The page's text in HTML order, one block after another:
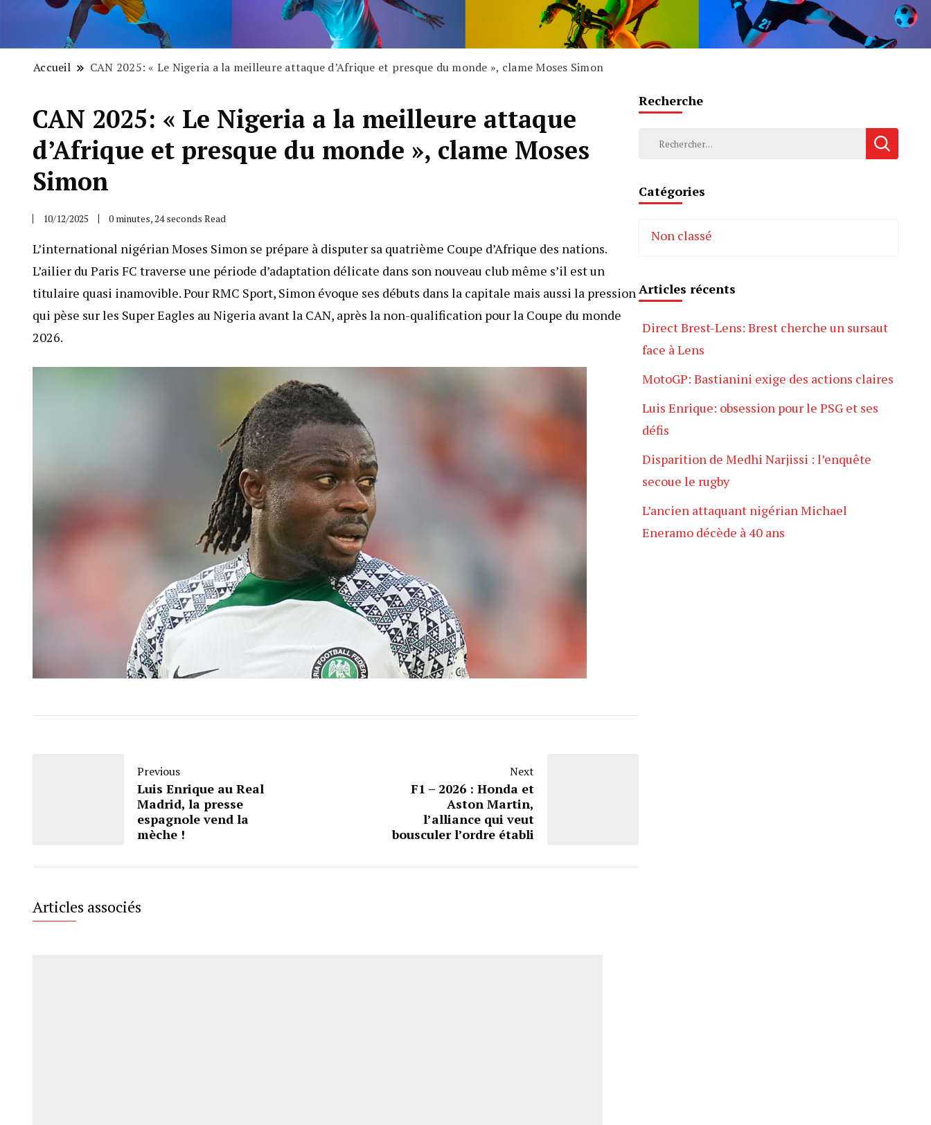
Accueil CAN 2025: « Le Nigeria a la meilleure attaque d’Afrique et presque du monde », clame Moses Simon
CAN 2025: « Le Nigeria a la meilleure attaque
d’Afrique et presque du monde », clame Moses
Simon
10/12/2025 0 minutes, 24 seconds Read
L’international nigérian Moses Simon se prépare à disputer sa quatrième Coupe d’Afrique des nations.
L’ailier du Paris FC traverse une période d’adaptation délicate dans son nouveau club même s’il est un
titulaire quasi inamovible. Pour RMC Sport, Simon évoque ses débuts dans la capitale mais aussi la pression
qui pèse sur les Super Eagles au Nigeria avant la CAN, après la non-qualification pour la Coupe du monde
2026.
Previous
Luis Enrique au Real
Madrid, la presse
espagnole vend la
mèche !
Next
F1 – 2026 : Honda et
Aston Martin,
l’alliance qui veut
bousculer l’ordre établi
Articles associés
Recherche
Rechercher :
Catégories
Non classé
Articles récents
Direct Brest-Lens: Brest cherche un sursaut
face à Lens
MotoGP: Bastianini exige des actions claires
Luis Enrique: obsession pour le PSG et ses
défis
Disparition de Medhi Narjissi : l’enquête
secoue le rugby
L’ancien attaquant nigérian Michael
Eneramo décède à 40 ans